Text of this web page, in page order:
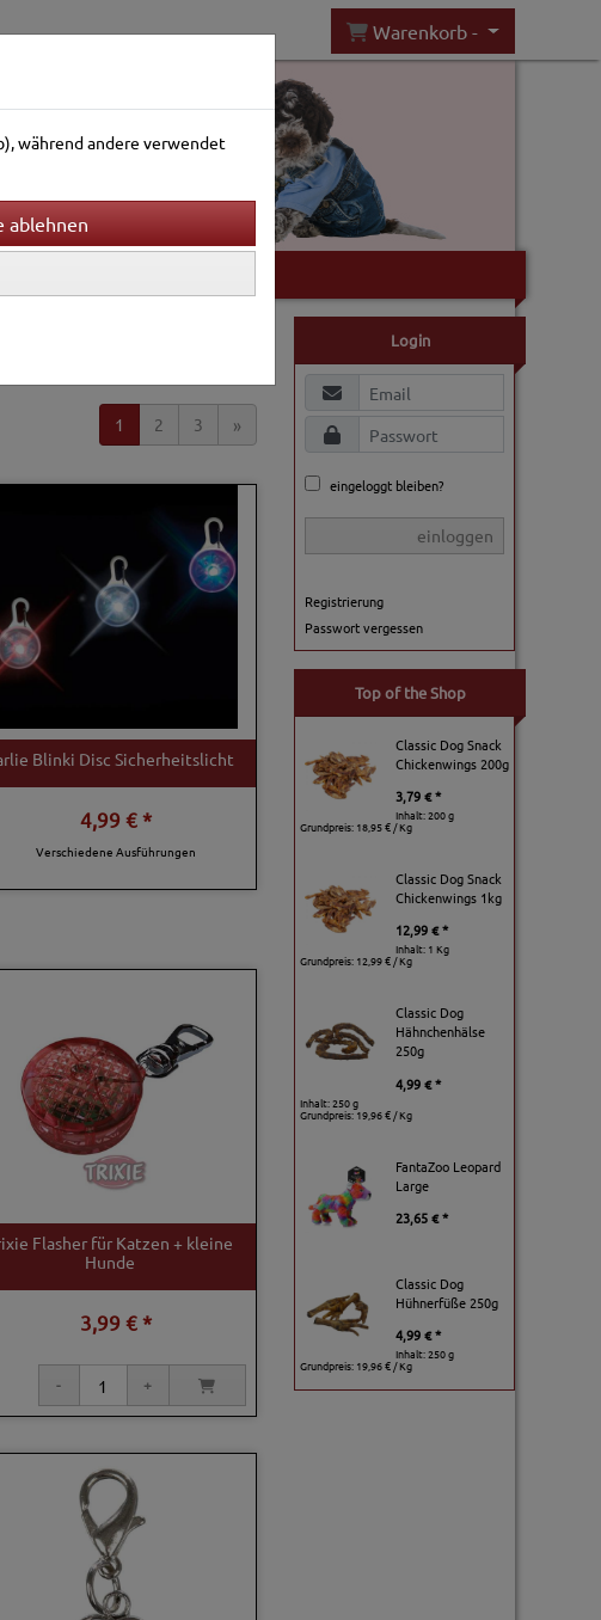
Warenkorb -
1 2 3 »
Blinki Disc Sicherheitslicht
4,99 € *
Verschiedene Ausführungen
Flasher für Katzen + kleine
Hunde
3,99 € *
Login
eingeloggt bleiben?
einloggen
Registrierung
Passwort vergessen
Top of the Shop
Classic Dog Snack
Chickenwings 200g
3,79 € *
Inhalt: 200 g
Grundpreis: 18,95 € / Kg
Classic Dog Snack
Chickenwings 1kg
12,99 € *
Inhalt: 1 Kg
Grundpreis: 12,99 € / Kg
Classic Dog
Hähnchenhälse
250g
4,99 € *
Inhalt: 250 g
Grundpreis:19,96 € / Kg
FantaZoo Leopard
Large
23,65 € *
Classic Dog
Hühnerfüße 250g
4,99 € *
Inhalt: 250 g
Grundpreis: 19,96 € / Kg
während andere verwendet